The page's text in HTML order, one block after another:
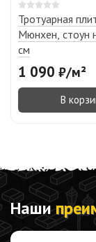
Тротуарная
Мюнхен, стоун
см
1 090 ₽/м²
В
Наши